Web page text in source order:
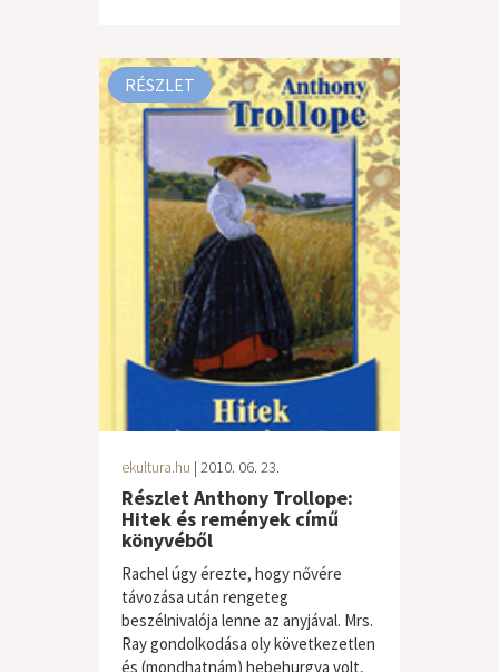
RÉSZLET
ekultura.hu | 2010. 06. 23.
Részlet Anthony Trollope:
Hitek és remények című
könyvéből
Rachel úgy érezte, hogy nővére
távozása után rengeteg
beszélnivalója lenne az anyjával. Mrs.
Ray gondolkodása oly következetlen
és (mondhatnám) hebehurgya volt,